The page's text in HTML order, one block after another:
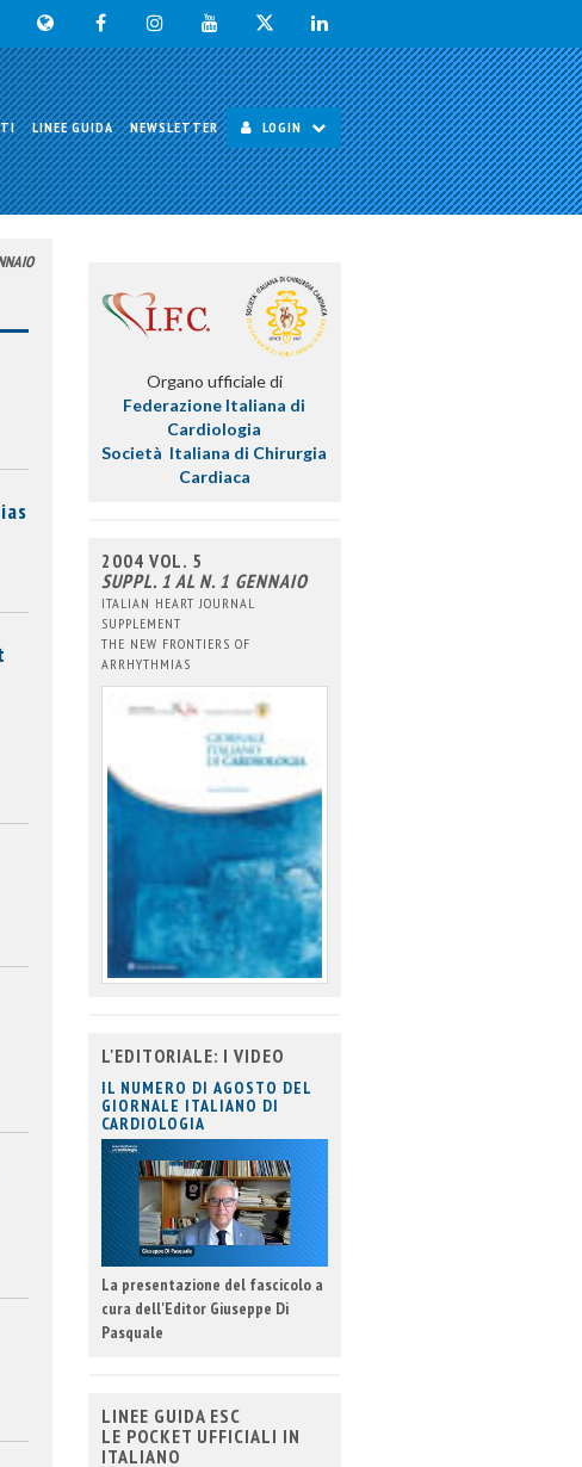
LINEE GUIDA NEWSLETTER LOGIN
Organo ufficiale di
Federazione Italiana di
Cardiologia
Società Italiana di Chirurgia
Cardiaca
2004 VOL. 5
SUPPL. 1 AL N. 1 GENNAIO
ITALIAN HEART JOURNAL
SUPPLEMENT
THE NEW FRONTIERS OF
ARRHYTHMIAS
L'EDITORIALE: I VIDEO
IL NUMERO DI AGOSTO DEL
GIORNALE ITALIANO DI
CARDIOLOGIA
La presentazione del fascicolo a
cura dell'Editor Giuseppe Di
Pasquale
LINEE GUIDA ESC
LE POCKET UFFICIALI IN
ITALIANO